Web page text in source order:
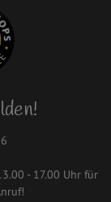
- 17.00 Uhr für